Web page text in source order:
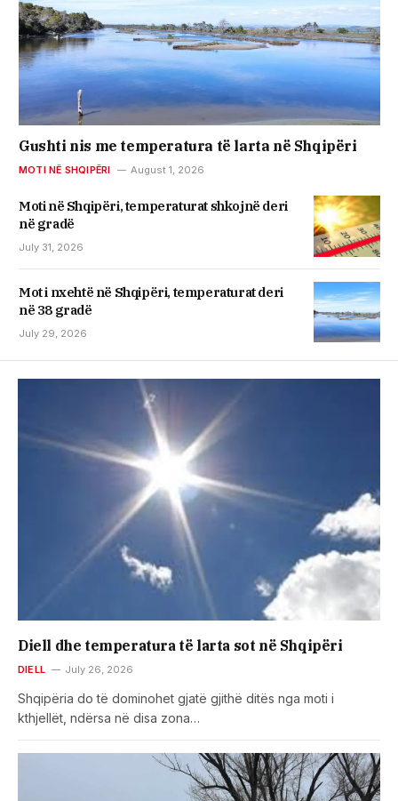
Gushti nis me temperatura të larta në Shqipëri
MOTI NË SHQIPËRI August 1, 2026
Moti në Shqipëri, temperaturat shkojnë deri
në gradë
July 31, 2026
Mot i nxehtë në Shqipëri, temperaturat deri
në 38 gradë
July 29, 2026
Diell dhe temperatura të larta sot në Shqipëri
DIELL July 26, 2026
Shqipëria do të dominohet gjatë gjithë ditës nga moti i
kthjellët, ndërsa në disa zona…